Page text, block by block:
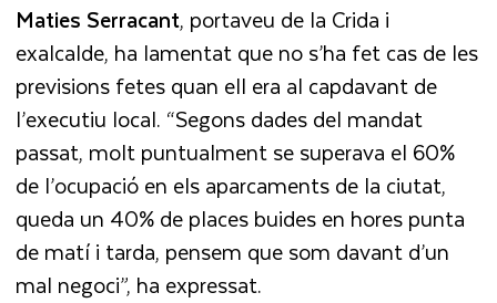
Maties Serracant, portaveu de la Crida i
exalcalde, ha lamentat que no s’ha fet cas de les
previsions fetes quan ell era al capdavant de
l’executiu local. “Segons dades del mandat
passat, molt puntualment se superava el 60%
de l’ocupació en els aparcaments de la ciutat,
queda un 40% de places buides en hores punta
de matí i tarda, pensem que som davant d’un
mal negoci”, ha expressat.